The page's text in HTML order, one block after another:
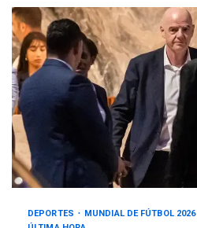
DEPORTES MUNDIAL DE FÚTBOL 2026